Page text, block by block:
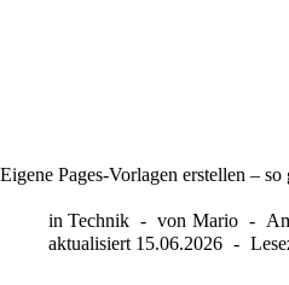
Eigene Pages-Vorlagen erstellen –
in Technik von Mario
aktualisiert 15.06.2026